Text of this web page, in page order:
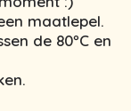
maatlepel.
de 80ºC en